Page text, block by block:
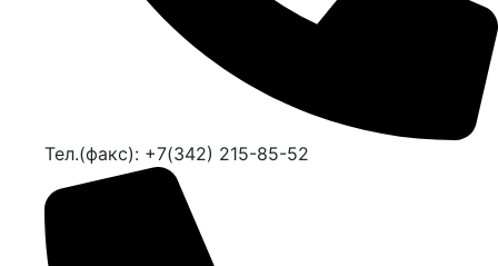
Тел.(факс): +7(342) 215-85-52